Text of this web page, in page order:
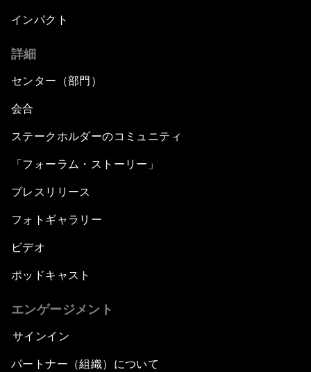
インパクト
詳細
センター（部門）
会合
ステークホルダーのコミュニティ
「フォーラム・ストーリー」
プレスリリース
フォトギャラリー
ビデオ
ポッドキャスト
エンゲージメント
サインイン
パートナー（組織）について